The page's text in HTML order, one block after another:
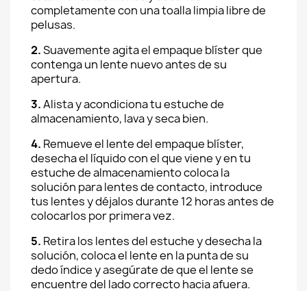
completamente con una toalla limpia libre de
pelusas.
2.Suavemente agita el empaque blíster que
contenga un lente nuevo antes de su
apertura.
3.Alista y acondiciona tu estuche de
almacenamiento, lava y seca bien.
4. Remueve el lente del empaque blíster,
desecha el líquido con el que viene y en tu
estuche de almacenamiento coloca la
solución para lentes de contacto, introduce
tus lentes y déjalos durante 12 horas antes de
colocarlos por primera vez.
5. Retira los lentes del estuche y desecha la
solución, coloca el lente en la punta de su
dedo índice y asegúrate de que el lente se
encuentre del lado correcto hacia afuera.